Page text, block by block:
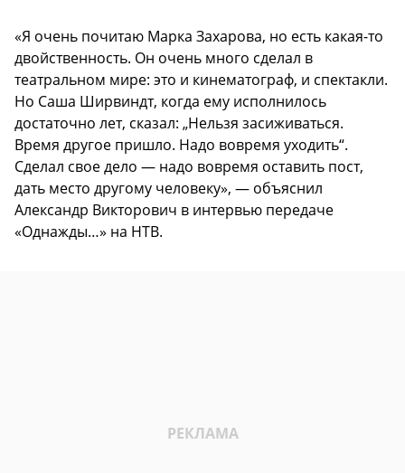
«Я очень почитаю Марка Захарова, но есть какая-то
двойственность. Он очень много сделал в
театральном мире: это и кинематограф, и спектакли.
Но Саша Ширвиндт, когда ему исполнилось
достаточно лет, сказал: „Нельзя засиживаться.
Время другое пришло. Надо вовремя уходить“.
Сделал свое дело — надо вовремя оставить пост,
дать место другому человеку», — объяснил
Александр Викторович в интервью передаче
«Однажды…» на НТВ.